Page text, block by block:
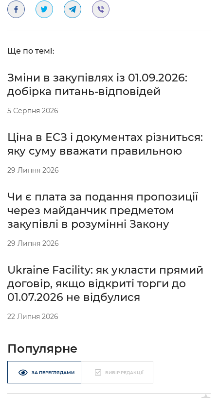
Ще по темі:
Зміни в закупівлях із 01.09.2026:
добірка питань-відповідей
5 Серпня 2026
Ціна в ЕСЗ і документах різниться:
яку суму вважати правильною
29 Липня 2026
Чи є плата за подання пропозиції
через майданчик предметом
закупівлі в розумінні Закону
29 Липня 2026
Ukraine Facility: як укласти прямий
договір, якщо відкриті торги до
01.07.2026 не відбулися
22 Липня 2026
Популярне
ЗА ПЕРЕГЛЯДАМИ ВИБІР РЕДАКЦІЇ